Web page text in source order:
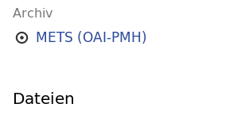
Archiv
METS (OAI-PMH)
Dateien